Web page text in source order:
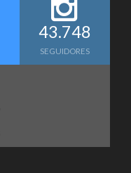
43.748
SEGUIDORES